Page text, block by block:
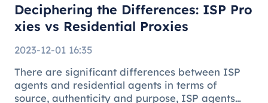
Deciphering the Differences: ISP Pro
xies vs Residential Proxies
2023-12-01 16:35
There are significant differences between ISP
agents and residential agents in terms of
source, authenticity and purpose, ISP agents